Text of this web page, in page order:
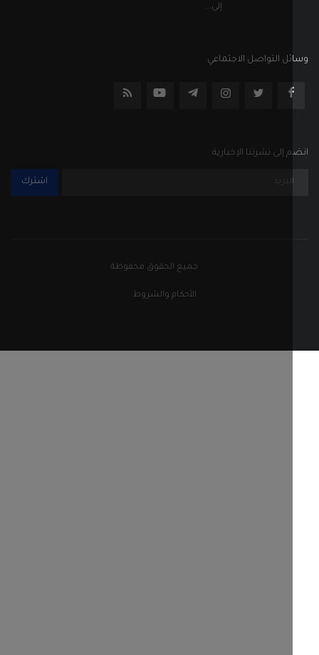
التواصل الاجتماعي
إلى نشرتنا الإخبارية
جميع الحقوق محفوظة
الأحكام والشروط